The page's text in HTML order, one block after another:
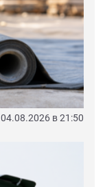
04.08.2026 в 21:50